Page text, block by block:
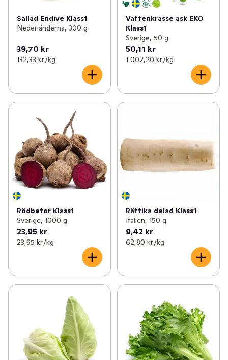
Sallad Endive Klass1
Nederländerna, 300 g
39,70 kr
132,33 kr /kg
Vattenkrasse ask EKO
Klass1
Sverige, 50 g
50,11 kr
1 002,20 kr /kg
Rödbetor Klass1
Sverige, 1000 g
23,95 kr
23,95 kr /kg
Rättika delad Klass1
Italien, 150 g
9,42 kr
62,80 kr /kg